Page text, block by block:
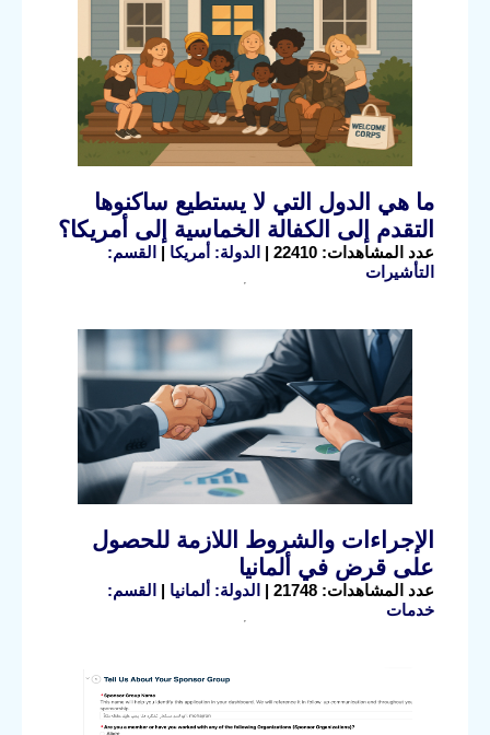
ما هي الدول التي لا يستطيع ساكنوها
التقدم إلى الكفالة الخماسية إلى أمريكا؟
عدد المشاهدات: 22410 | الدولة: أمريكا | القسم:
التأشيرات
الإجراءات والشروط اللازمة للحصول
على قرض في ألمانيا
عدد المشاهدات: 21748 | الدولة: ألمانيا | القسم:
خدمات